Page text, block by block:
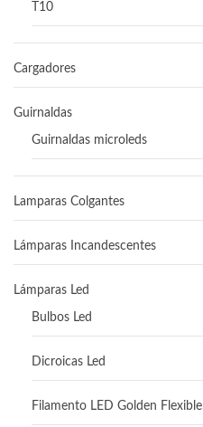
T10
Cargadores
Guirnaldas
Guirnaldas microleds
Lamparas Colgantes
Lámparas Incandescentes
Lámparas Led
Bulbos Led
Dicroicas Led
Filamento LED Golden Flexible